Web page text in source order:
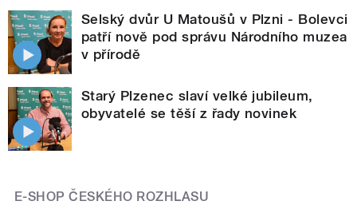
Selský dvůr U Matoušů v Plzni - Bolevci
patří nově pod správu Národního muzea
v přírodě
Starý Plzenec slaví velké jubileum,
obyvatelé se těší z řady novinek
E-SHOP ČESKÉHO ROZHLASU